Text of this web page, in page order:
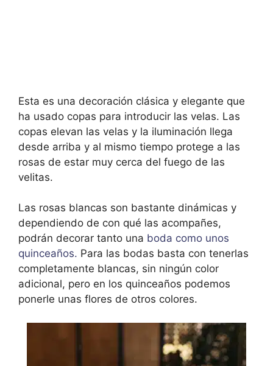
Esta es una decoración clásica y elegante que
ha usado copas para introducir las velas. Las
copas elevan las velas y la iluminación llega
desde arriba y al mismo tiempo protege a las
rosas de estar muy cerca del fuego de las
velitas.
Las rosas blancas son bastante dinámicas y
dependiendo de con qué las acompañes,
podrán decorar tanto una boda como unos
quinceaños. Para las bodas basta con tenerlas
completamente blancas, sin ningún color
adicional, pero en los quinceaños podemos
ponerle unas flores de otros colores.